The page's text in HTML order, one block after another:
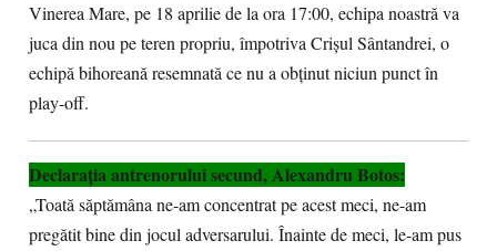
Vinerea Mare, pe 18 aprilie de la ora 17:00, echipa noastră va
juca din nou pe teren propriu, împotriva Crișul Sântandrei, o
echipă bihoreană resemnată ce nu a obținut niciun punct în
play-off.
Declarația antrenorului secund, Alexandru Botos:
„Toată săptămâna ne-am concentrat pe acest meci, ne-am
pregătit bine din jocul adversarului. Înainte de meci, le-am pus